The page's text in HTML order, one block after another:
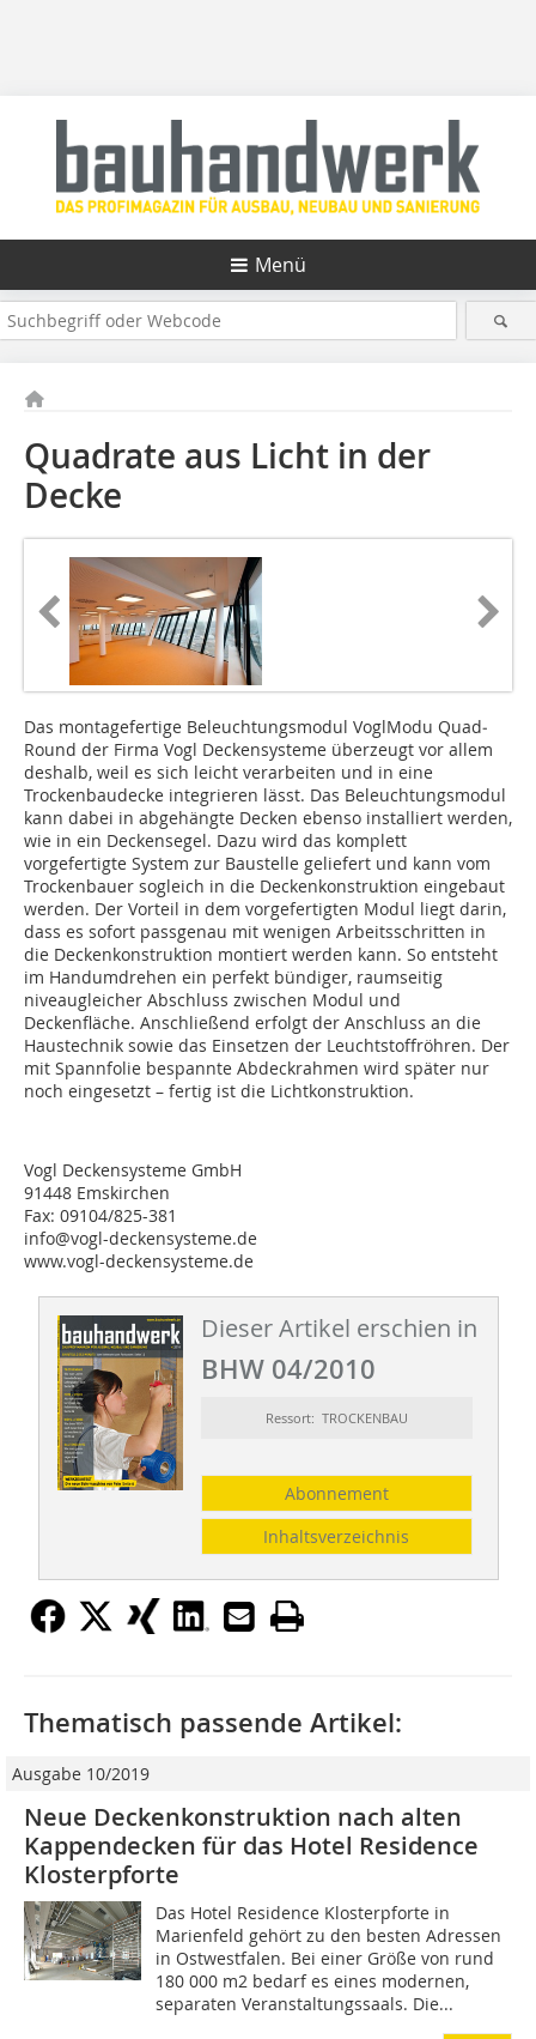
Menü
Quadrate aus Licht in der
Decke
Das montagefertige Beleuchtungsmodul VoglModu Quad­
Round der Firma Vogl Deckensysteme überzeugt vor allem
deshalb, weil es sich leicht verarbeiten und in eine
Trockenbaudecke integrieren lässt. Das Beleuchtungsmodul
kann dabei in abgehängte Decken ebenso installiert werden,
wie in ein Deckensegel. Dazu wird das komplett
vorgefertigte System zur Baustelle geliefert und kann vom
Trockenbauer sogleich in die Decken­kon­struk­tion eingebaut
werden. Der Vorteil in dem vorgefertigten Modul liegt darin,
dass es sofort passgenau mit wenigen Arbeitsschritten in
die Deckenkonstruktion montiert werden kann. So entsteht
im Handumdrehen ein perfekt bündiger, raumseitig
niveaugleicher Abschluss zwischen Modul und
Deckenfläche. Anschließend erfolgt der Anschluss an die
Haustechnik sowie das Einsetzen der Leuchtstoffröhren. Der
mit Spannfolie bespannte Abdeckrahmen wird später nur
noch eingesetzt – fertig ist die Lichtkonstruktion.
Vogl Deckensysteme GmbH
91448 Emskirchen
Fax: 09104/825-381
info@vogl-deckensysteme.de
www.vogl-deckensysteme.de
Dieser Artikel erschien in
BHW 04/2010
Ressort: TROCKENBAU
Abonnement
Inhaltsverzeichnis
Thematisch passende Artikel:
Ausgabe 10/2019
Neue Deckenkonstruktion nach alten
Kappendecken für das Hotel Residence
Klosterpforte
Das Hotel Residence Klosterpforte in
Marienfeld gehört zu den besten Adressen
in Ostwestfalen. Bei einer Größe von rund
180 000 m2 bedarf es eines modernen,
separaten Veranstaltungssaals. Die...